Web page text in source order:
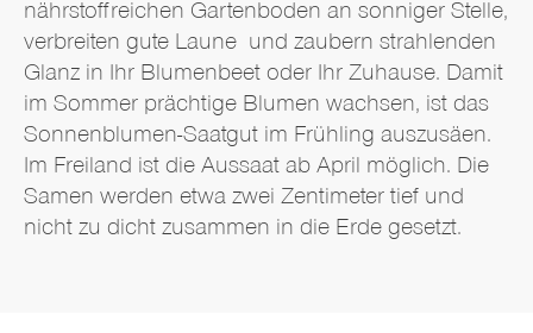
nährstoffreichen Gartenboden an sonniger Stelle,
verbreiten gute Laune und zaubern strahlenden
Glanz in Ihr Blumenbeet oder Ihr Zuhause. Damit
im Sommer prächtige Blumen wachsen, ist das
Sonnenblumen-Saatgut im Frühling auszusäen.
Im Freiland ist die Aussaat ab April möglich. Die
Samen werden etwa zwei Zentimeter tief und
nicht zu dicht zusammen in die Erde gesetzt.